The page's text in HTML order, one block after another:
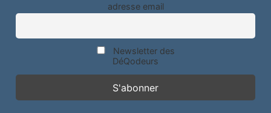
adresse email
Newsletter des
DéQodeurs